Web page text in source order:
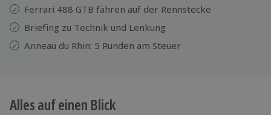
Ferrari 488 GTB fahren auf der Rennstecke
Briefing zu Technik und Lenkung
Anneau du Rhin: 5 Runden am Steuer
Alles auf einen Blick